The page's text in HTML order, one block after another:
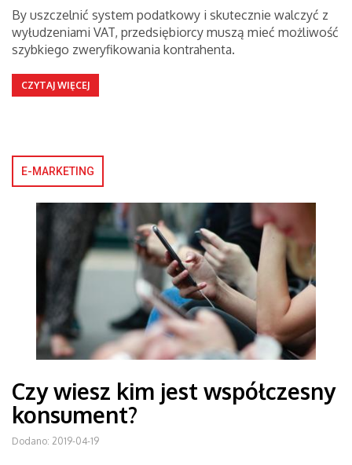
By uszczelnić system podatkowy i skutecznie walczyć z
wyłudzeniami VAT, przedsiębiorcy muszą mieć możliwość
szybkiego zweryfikowania kontrahenta.
CZYTAJ WIĘCEJ
E-MARKETING
Czy wiesz kim jest współczesny
konsument?
Dodano: 2019-04-19